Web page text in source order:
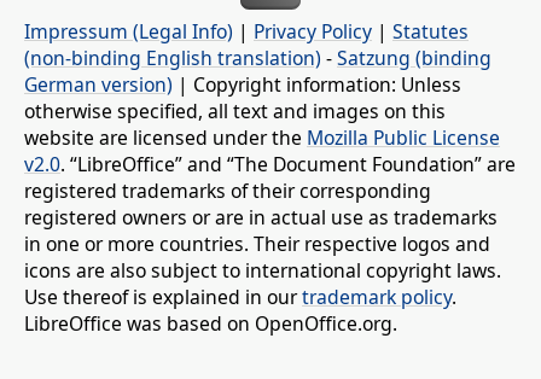
Impressum (Legal Info) | Privacy Policy | Statutes
(non-binding English translation) -Satzung (binding
German version) | Copyright information: Unless
otherwise specified, all text and images on this
website are licensed under the Mozilla Public License
v2.0. “LibreOffice” and “The Document Foundation” are
registered trademarks of their corresponding
registered owners or are in actual use as trademarks
in one or more countries. Their respective logos and
icons are also subject to international copyright laws.
Use thereof is explained in ourtrademark policy.
LibreOffice was based on OpenOffice.org.